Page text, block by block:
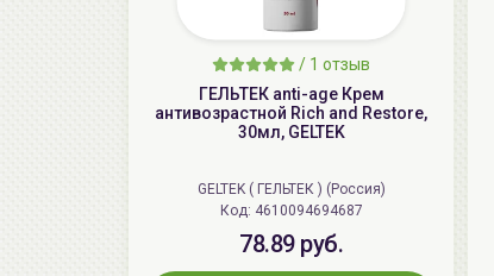
/ 1 отзыв
ГЕЛЬТЕК anti-age Крем
антивозрастной Rich and Restore,
30мл, GELTEK
GELTEK ( ГЕЛЬТЕК ) (Россия)
Код: 4610094694687
78.89 руб.